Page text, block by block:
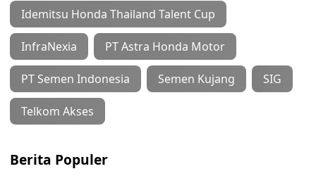
Idemitsu Honda Thailand Talent Cup
InfraNexia PT Astra Honda Motor
PT Semen Indonesia Semen Kujang SIG
Telkom Akses
Berita Populer